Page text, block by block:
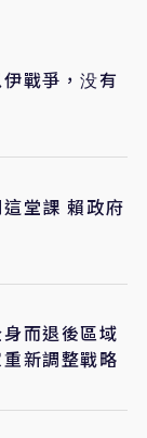
伊戰爭，没有
這堂課 賴政府
身而退後區域
新調整戰略